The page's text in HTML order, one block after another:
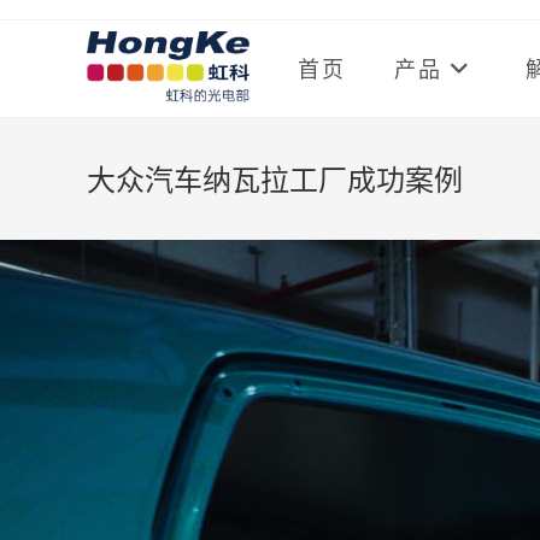
首页 产品
大众汽车纳瓦拉工厂成功案例